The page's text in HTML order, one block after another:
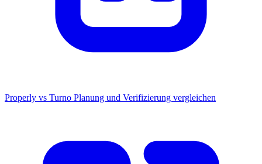
Properly vs Turno Planung und Verifizierung vergleichen